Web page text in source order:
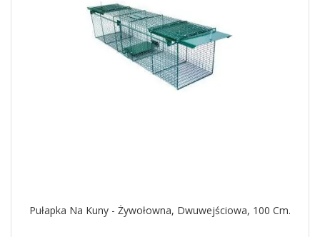
Pułapka Na Kuny - Żywołowna, Dwuwejściowa, 100 Cm.